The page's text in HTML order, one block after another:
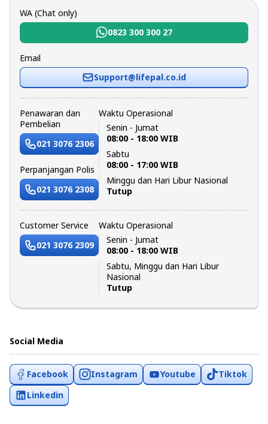
WA (Chat only)
0823 300 300 27
Email
Support@lifepal.co.id
Penawaran dan
Pembelian
021 3076 2306
Perpanjangan Polis
021 3076 2308
Waktu Operasional
Senin - Jumat
08:00 - 18:00 WIB
Sabtu
08:00 - 17:00 WIB
Minggu dan Hari Libur Nasional
Tutup
Customer Service
021 3076 2309
Waktu Operasional
Senin - Jumat
08:00 - 18:00 WIB
Sabtu, Minggu dan Hari Libur
Nasional
Tutup
Social Media
Facebook Instagram Youtube
Tiktok
Linkedin